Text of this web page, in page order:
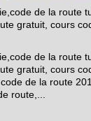
de la route
gratuit, cours
de la route
gratuit, cours
de la route
route,...